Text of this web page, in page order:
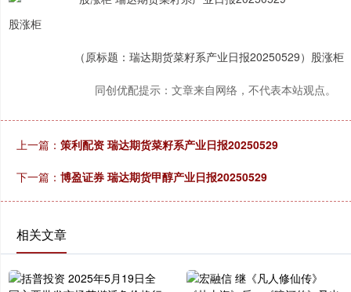
股涨柜
（原标题：瑞达期货菜籽系产业日报20250529）股涨柜
同创优配提示：文章来自网络，不代表本站观点。
上一篇： 策利配资 瑞达期货菜籽系产业日报20250529
下一篇： 博盈证券 瑞达期货甲醇产业日报20250529
相关文章